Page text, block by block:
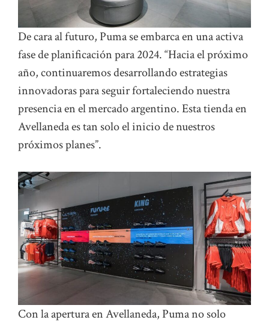
De cara al futuro, Puma se embarca en una activa
fase de planificación para 2024. “Hacia el próximo
año, continuaremos desarrollando estrategias
innovadoras para seguir fortaleciendo nuestra
presencia en el mercado argentino. Esta tienda en
Avellaneda es tan solo el inicio de nuestros
próximos planes”.
Con la apertura en Avellaneda, Puma no solo